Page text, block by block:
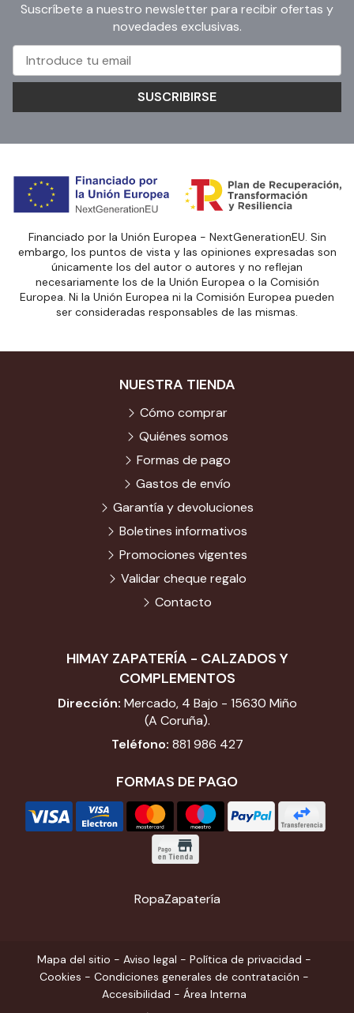
Suscríbete a nuestro newsletter para recibir ofertas y
novedades exclusivas.
SUSCRIBIRSE
Financiado por la Unión Europea - NextGenerationEU. Sin
embargo, los puntos de vista y las opiniones expresadas son
únicamente los del autor o autores y no reflejan
necesariamente los de la Unión Europea o la Comisión
Europea. Ni la Unión Europea ni la Comisión Europea pueden
ser consideradas responsables de las mismas.
HIMAY ZAPATERÍA - CALZADOS Y
COMPLEMENTOS
Dirección: Mercado, 4 Bajo - 15630 Miño
(A Coruña).
Teléfono: 881 986 427
FORMAS DE PAGO
NUESTRA TIENDA
Cómo comprar
Quiénes somos
Formas de pago
Gastos de envío
Garantía y devoluciones
Boletines informativos
Promociones vigentes
Validar cheque regalo
Contacto
RopaZapatería
Mapa del sitio - Aviso legal - Política de privacidad -
Cookies - Condiciones generales de contratación -
Accesibilidad - Área Interna